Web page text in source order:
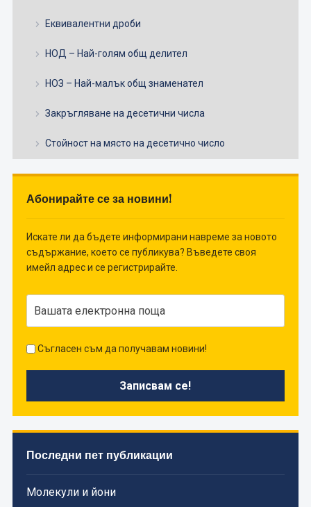
Еквивалентни дроби
НОД – Най-голям общ делител
НОЗ – Най-малък общ знаменател
Закръгляване на десетични числа
Стойност на място на десетично число
Абонирайте се за новини!
Искате ли да бъдете информирани навреме за новото
съдържание, което се публикува? Въведете своя
имейл адрес и се регистрирайте.
Съгласен съм да получавам новини!
Последни пет публикации
Молекули и йони